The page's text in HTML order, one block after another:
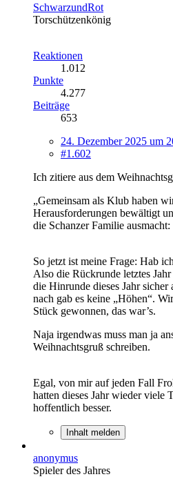
SchwarzundRot
Torschützenkönig
Reaktionen
1.012
Punkte
4.277
Beiträge
653
24. Dezember 2025 um
#1.602
Ich zitiere aus dem
„Gemeinsam als Klub haben
Herausforderungen bewältigt
die Schanzer Familie
So jetzt ist meine Frage: Hab
Also die Rückrunde letztes
die Hinrunde dieses Jahr
nach gab es keine „Höhen“.
Stück gewonnen, das war’s.
Naja irgendwas muss man ja
Weihnachtsgruß schreiben.
Egal, von mir auf jeden Fall
hatten dieses Jahr wieder viele
hoffentlich besser.
Inhalt melden
anonymus
Spieler des Jahres